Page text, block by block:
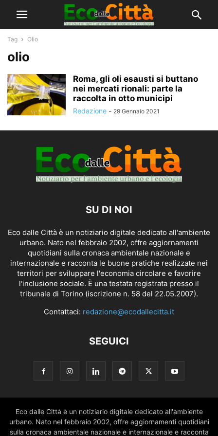
Tag Olio
olio
Roma, gli oli esausti si buttano
nei mercati rionali: parte la
raccolta in otto municipi
Redazione - 29 Gennaio 2021
SU DI NOI
Eco dalle Città è un notiziario digitale dedicato all'ambiente
urbano. Nato nel febbraio 2002, offre aggiornamenti
quotidiani sulla cronaca ambientale nazionale e
internazionale e racconta le buone pratiche realizzate nei
territori per sviluppare l'economia circolare e favorire
l'inclusione sociale. È una testata registrata presso il
tribunale di Torino (iscrizione n. 58 del 22.05.2007).
Contattaci: redazione@ecodallecitta.it
SEGUICI
Eco dalle Città è un notiziario digitale dedicato all'ambiente
urbano. Nato nel febbraio 2002, offre aggiornamenti quotidiani
sulla cronaca ambientale nazionale e internazionale e racconta